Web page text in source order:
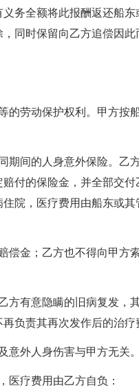
务全额将此报酬返还船东
同时保留向乙方追偿因
的劳动保护权利。甲方按
期间的人身意外保险。乙
付的保险金，并全部交付
院，医疗费用由船东或
偿金；乙方也不得向甲方
方有意隐瞒的旧病复发，
负责其再次发作后的治疗
意外人身伤害与甲方无关。
医疗费用由乙方自负：